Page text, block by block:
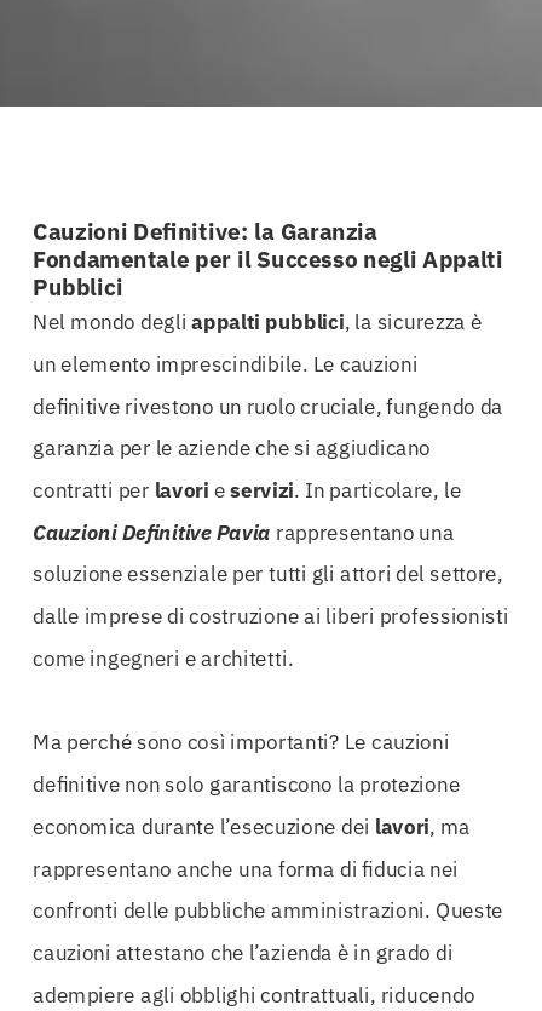
Cauzioni Definitive: la Garanzia
Fondamentale per il Successo negli Appalti
Pubblici
Nel mondo degliappalti pubblici, la sicurezza è
un elemento imprescindibile. Le cauzioni
definitive rivestono un ruolo cruciale, fungendo da
garanzia per le aziende che si aggiudicano
contratti per lavori eservizi. In particolare, le
Cauzioni Definitive Pavia rappresentano una
soluzione essenziale per tutti gli attori del settore,
dalle imprese di costruzione ai liberi professionisti
come ingegneri e architetti.
Ma perché sono così importanti? Le cauzioni
definitive non solo garantiscono la protezione
economica durante l’esecuzione dei lavori, ma
rappresentano anche una forma di fiducia nei
confronti delle pubbliche amministrazioni. Queste
cauzioni attestano che l’azienda è in grado di
adempiere agli obblighi contrattuali, riducendo